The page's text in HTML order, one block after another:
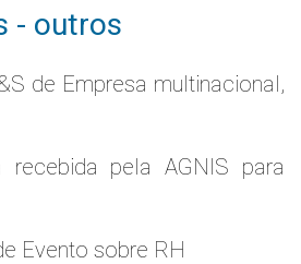
- outros
de Empresa multinacional,
recebida pela AGNIS para
Evento sobre RH